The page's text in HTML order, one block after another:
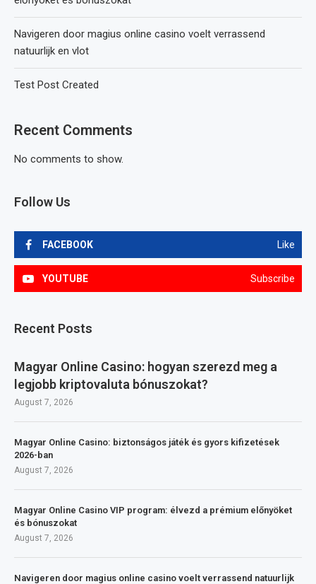
Navigeren door magius online casino voelt verrassend
natuurlijk en vlot
Test Post Created
Recent Comments
No comments to show.
Follow Us
FACEBOOK Like
YOUTUBE Subscribe
Recent Posts
Magyar Online Casino: hogyan szerezd meg a
legjobb kriptovaluta bónuszokat?
August 7, 2026
Magyar Online Casino: biztonságos játék és gyors kifizetések
2026-ban
August 7, 2026
Magyar Online Casino VIP program: élvezd a prémium előnyöket
és bónuszokat
August 7, 2026
Navigeren door magius online casino voelt verrassend natuurlijk